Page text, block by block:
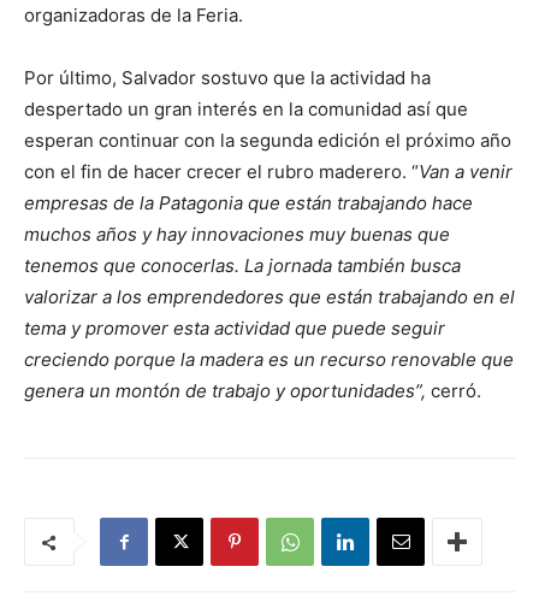
organizadoras de la Feria.
Por último, Salvador sostuvo que la actividad ha
despertado un gran interés en la comunidad así que
esperan continuar con la segunda edición el próximo año
con el fin de hacer crecer el rubro maderero. “Van a venir
empresas de la Patagonia que están trabajando hace
muchos años y hay innovaciones muy buenas que
tenemos que conocerlas. La jornada también busca
valorizar a los emprendedores que están trabajando en el
tema y promover esta actividad que puede seguir
creciendo porque la madera es un recurso renovable que
genera un montón de trabajo y oportunidades”, cerró.